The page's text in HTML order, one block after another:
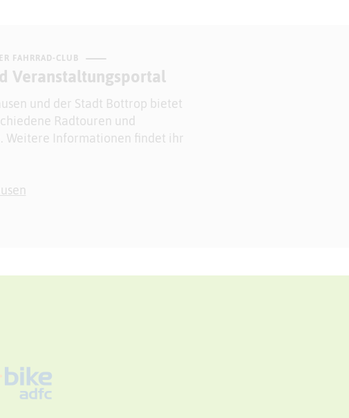
FAHRRAD-CLUB
Veranstaltungsportal
und der Stadt Bottrop bietet
Radtouren und
Weitere Informationen findet ihr